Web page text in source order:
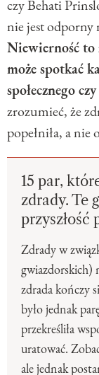
czy Behati
nie jest odporny
Niewierność to
może spotkać
społecznego
zrozumieć, że
popełniła, a nie
15 par,
zdrady. Te
przyszłość
Zdrady w
gwiazdorskich)
zdrada kończy
było jednak
przekreśliła
uratować.
ale jednak